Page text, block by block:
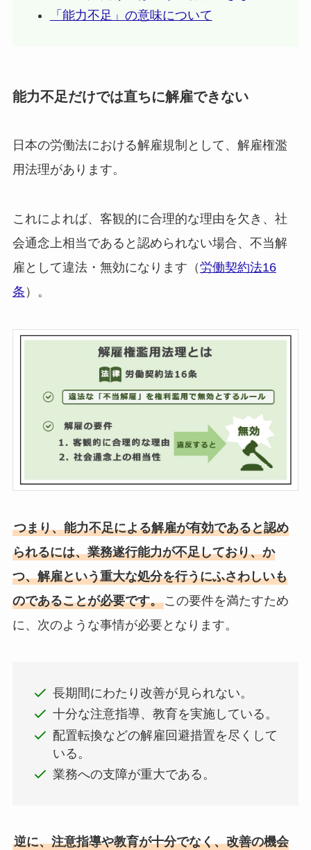
「能力不足」の意味について
能力不足だけでは直ちに解雇できない
日本の労働法における解雇規制として、解雇権濫
用法理があります。
これによれば、客観的に合理的な理由を欠き、社
会通念上相当であると認められない場合、不当解
雇として違法・無効になります（労働契約法16
条 ）。
つまり、能力不足による解雇が有効であると認め
られるには、業務遂行能力が不足しており、か
つ、解雇という重大な処分を行うにふさわしいも
のであることが必要です。この要件を満たすため
に、次のような事情が必要となります。
長期間にわたり改善が見られない。
十分な注意指導、教育を実施している。
配置転換などの解雇回避措置を尽くして
いる。
業務への支障が重大である。
逆に、注意指導や教育が十分でなく、改善の機会